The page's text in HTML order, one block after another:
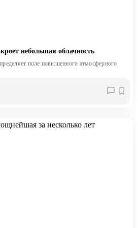
небольшая облачность
поле повышенного атмосферного